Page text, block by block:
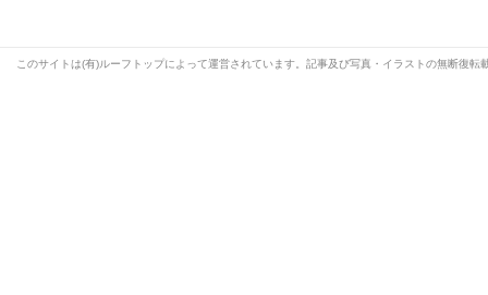
このサイトは(有)ルーフトップによって運営されています。記事及び写真・イラストの無断復転